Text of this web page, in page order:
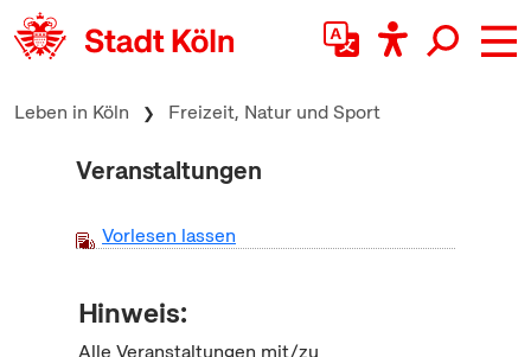
zum Inhalt springen
Leben in Köln Freizeit, Natur und Sport
Veranstaltungen
Vorlesen lassen
Hinweis:
Alle Veranstaltungen mit/zu